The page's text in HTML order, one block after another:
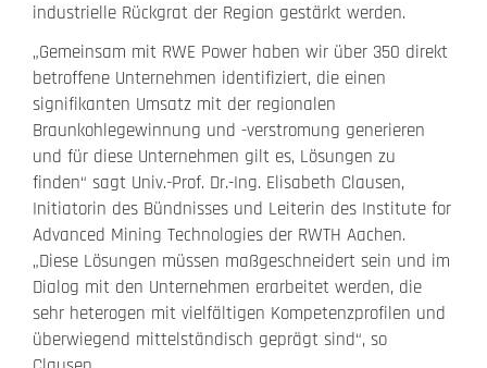
industrielle Rückgrat der Region gestärkt werden.
„Gemeinsam mit RWE Power haben wir über 350 direkt
betroffene Unternehmen identifiziert, die einen
signifikanten Umsatz mit der regionalen
Braunkohlegewinnung und -verstromung generieren
und für diese Unternehmen gilt es, Lösungen zu
finden“ sagt Univ.-Prof. Dr.-Ing. Elisabeth Clausen,
Initiatorin des Bündnisses und Leiterin des Institute for
Advanced Mining Technologies der RWTH Aachen.
„Diese Lösungen müssen maßgeschneidert sein und im
Dialog mit den Unternehmen erarbeitet werden, die
sehr heterogen mit vielfältigen Kompetenzprofilen und
überwiegend mittelständisch geprägt sind“, so